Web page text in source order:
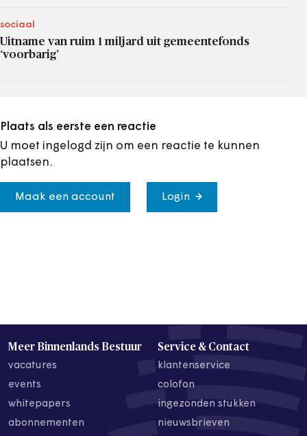
sociaal
Uitname van ruim 1 miljard uit gemeentefonds
‘voorbarig’
Plaats als eerste een reactie
U moet ingelogd zijn om een reactie te kunnen
plaatsen.
Maak een account Login
Meer Binnenlands Bestuur
vacatures
events
whitepapers
abonnementen
Service & Contact
klantenservice
colofon
ingezonden stukken
nieuwsbrieven